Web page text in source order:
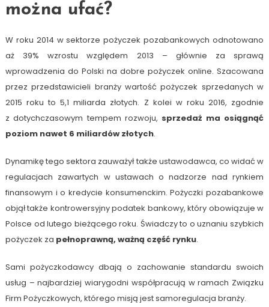
można ufać?
W roku 2014 w sektorze pożyczek pozabankowych odnotowano
aż 39% wzrostu względem 2013 – głównie za sprawą
wprowadzenia do Polski na dobre pożyczek online. Szacowana
przez przedstawicieli branży wartość pożyczek sprzedanych w
2015 roku to 5,1 miliarda złotych. Z kolei w roku 2016, zgodnie
z dotychczasowym tempem rozwoju, sprzedaż ma osiągnąć
poziom nawet 6 miliardów złotych.
Dynamikę tego sektora zauważył także ustawodawca, co widać w
regulacjach zawartych w ustawach o nadzorze nad rynkiem
finansowym i o kredycie konsumenckim. Pożyczki pozabankowe
objął także kontrowersyjny podatek bankowy, który obowiązuje w
Polsce od lutego bieżącego roku. Świadczy to o uznaniu szybkich
pożyczek za pełnoprawną, ważną część rynku.
Sami pożyczkodawcy dbają o zachowanie standardu swoich
usług – najbardziej wiarygodni współpracują w ramach Związku
Firm Pożyczkowych, którego misją jest samoregulacja branży.